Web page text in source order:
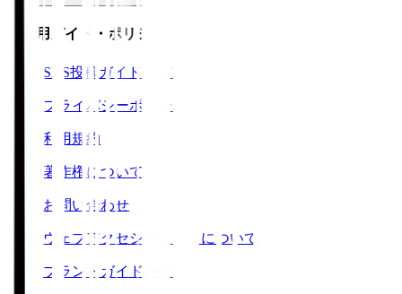
ご利用ガイド・ポリシー
SNS投稿ガイドライン
プライバシーポリシー
利用規約
著作権について
お問い合わせ
ウェブアクセシビリティについて
ブランドガイドライン